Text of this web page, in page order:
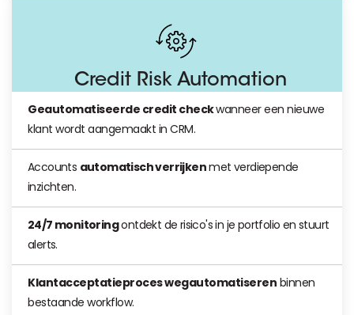
Credit Risk Automation
Geautomatiseerde credit checkwanneer een nieuwe
klant wordt aangemaakt in CRM.
Accounts automatisch verrijkenmet verdiepende
inzichten.
24/7 monitoringontdekt de risico's in je portfolio en stuurt
alerts.
Klantacceptatieproces wegautomatiseren binnen
bestaande workflow.